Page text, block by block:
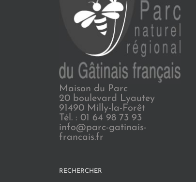
Maison du Parc
20 boulevard Lyautey
91490 Milly-la-Forêt
Tél. : 01 64 98 73 93
info@parc-gatinais-
francais.fr
RECHERCHER